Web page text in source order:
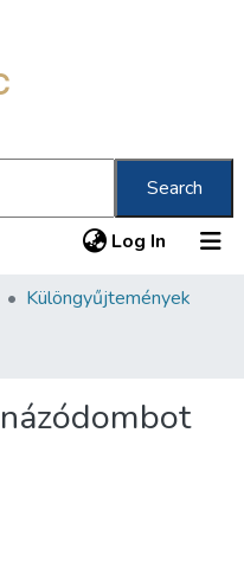
Search
Log In (current)
Különgyűjtemények